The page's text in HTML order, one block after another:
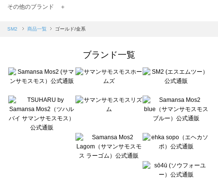
TSUHARU by Samansa Mos2（ツハルバイサマンサモスモス）の一覧
Samansa Mos2 blue（サマンサモスモス ブルー）の一覧
Te chichi（テチチ）の一覧
Te chichi CLASSIC（テチチ クラシック）の一覧
Lugnoncure（ルノンキュール）の一覧
BETTY'S BLUE（べティーズブルー）の一覧
Wpc.（ワールドパーティー）の一覧
その他のブランド ＋
SM2 商品一覧 ゴールド/金系
ブランド一覧